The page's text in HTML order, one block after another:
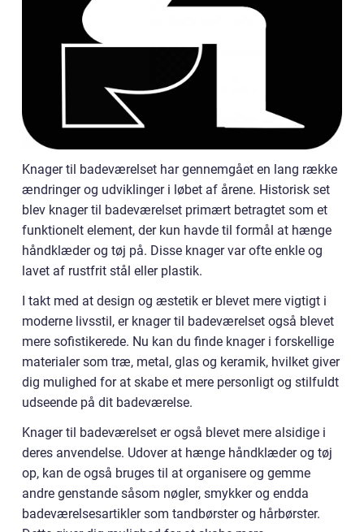
Knager til badeværelset har gennemgået en lang række
ændringer og udviklinger i løbet af årene. Historisk set
blev knager til badeværelset primært betragtet som et
funktionelt element, der kun havde til formål at hænge
håndklæder og tøj på. Disse knager var ofte enkle og
lavet af rustfrit stål eller plastik.
I takt med at design og æstetik er blevet mere vigtigt i
moderne livsstil, er knager til badeværelset også blevet
mere sofistikerede. Nu kan du finde knager i forskellige
materialer som træ, metal, glas og keramik, hvilket giver
dig mulighed for at skabe et mere personligt og stilfuldt
udseende på dit badeværelse.
Knager til badeværelset er også blevet mere alsidige i
deres anvendelse. Udover at hænge håndklæder og tøj
op, kan de også bruges til at organisere og gemme
andre genstande såsom nøgler, smykker og endda
badeværelsesartikler som tandbørster og hårbørster.